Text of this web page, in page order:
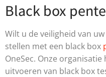
Black box
Wilt u de veiligheid van
stellen met een black box
OneSec. Onze
uitvoeren van black box